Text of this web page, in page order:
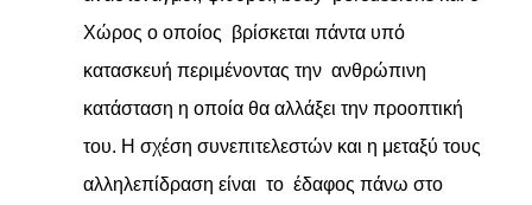
Χώρος ο οποίος βρίσκεται πάντα υπό
κατασκευή περιμένοντας την ανθρώπινη
κατάσταση η οποία θα αλλάξει την προοπτική
του. Η σχέση συνεπιτελεστών και η μεταξύ τους
αλληλεπίδραση είναι το έδαφος πάνω στο